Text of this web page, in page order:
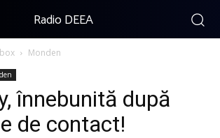
Radio DEEA
Monden
înnebunită după
de contact!